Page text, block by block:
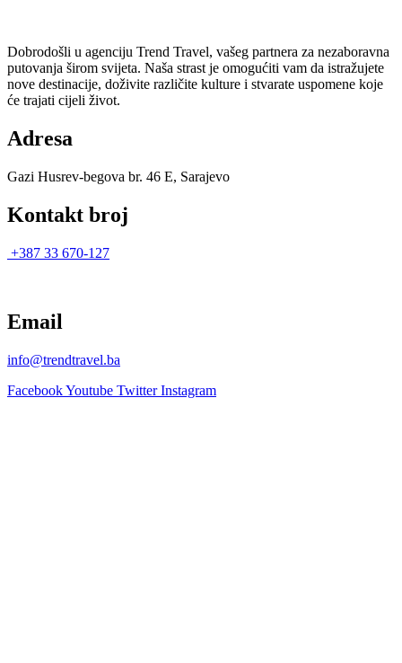
Dobrodošli u agenciju Trend Travel, vašeg partnera za nezaboravna
putovanja širom svijeta. Naša strast je omogućiti vam da istražujete
nove destinacije, doživite različite kulture i stvarate uspomene koje
će trajati cijeli život.
Adresa
Gazi Husrev-begova br. 46 E, Sarajevo
Kontakt broj
+387 33 670-127
Email
info@trendtravel.ba
FacebookYoutube Twitter Instagram